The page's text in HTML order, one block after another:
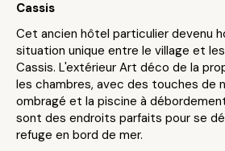
Cassis
Cet ancien hôtel particulier devenu
situation unique entre le village et
Cassis. L'extérieur Art déco de la
les chambres, avec des touches de
ombragé et la piscine à
sont des endroits parfaits pour se
refuge en bord de mer.